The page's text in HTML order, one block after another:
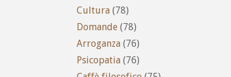
Cultura (78)
Domande (78)
Arroganza (76)
Psicopatia (76)